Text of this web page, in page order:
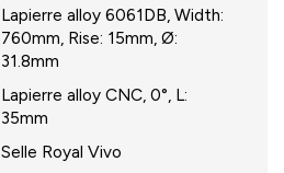
Lapierre alloy 6061DB, Width:
760mm, Rise: 15mm, Ø:
31.8mm
Lapierre alloy CNC, 0°, L:
35mm
Selle Royal Vivo